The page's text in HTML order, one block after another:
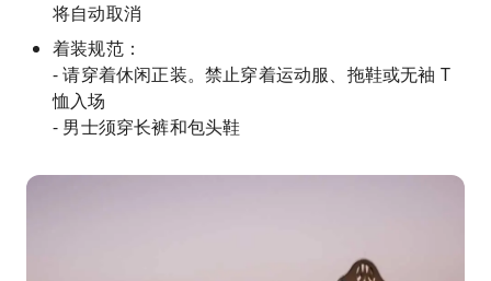
将自动取消
着装规范：
- 请穿着休闲正装。禁止穿着运动服、拖鞋或无袖 T
恤入场
- 男士须穿长裤和包头鞋